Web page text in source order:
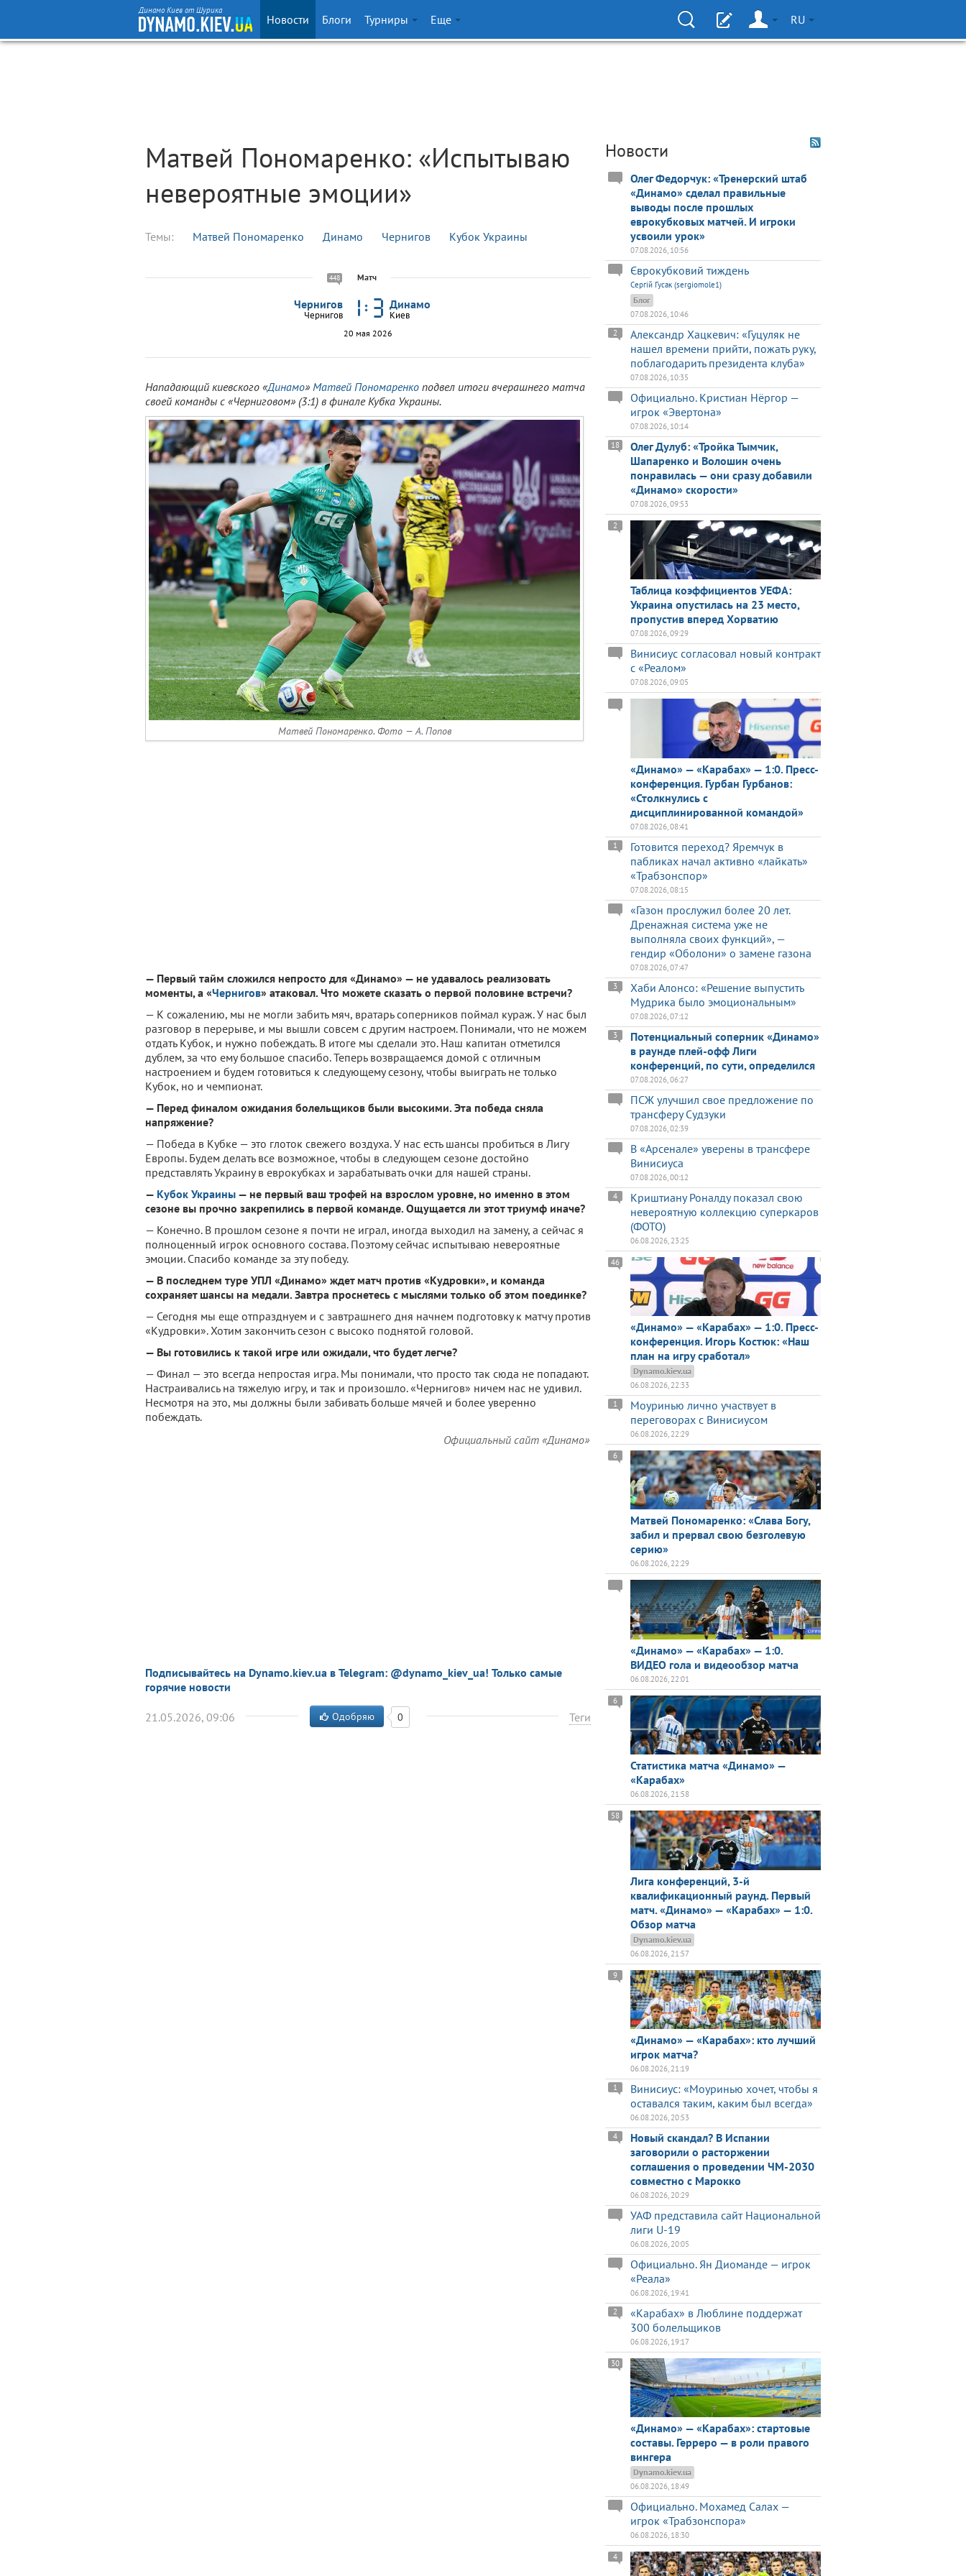
Динамо Киев от Шурика
Новости Блоги Турниры Еще RU
Матвей Пономаренко: «Испытываю
невероятные эмоции»
Темы: Матвей Пономаренко Динамо Чернигов Кубок Украины
448 Матч
Чернигов
Чернигов
Динамо
Киев
20 мая 2026
Нападающий киевского «Динамо» Матвей Пономаренко подвел итоги вчерашнего матча
своей команды с «Черниговом» (3:1) в финале Кубка Украины.
Матвей Пономаренко. Фото — А. Попов
— Первый тайм сложился непросто для «Динамо» — не удавалось реализовать
моменты, а «Чернигов» атаковал. Что можете сказать о первой половине встречи?
— К сожалению, мы не могли забить мяч, вратарь соперников поймал кураж. У нас был
разговор в перерыве, и мы вышли совсем с другим настроем. Понимали, что не можем
отдать Кубок, и нужно побеждать. В итоге мы сделали это. Наш капитан отметился
дублем, за что ему большое спасибо. Теперь возвращаемся домой с отличным
настроением и будем готовиться к следующему сезону, чтобы выиграть не только
Кубок, но и чемпионат.
— Перед финалом ожидания болельщиков были высокими. Эта победа сняла
напряжение?
— Победа в Кубке — это глоток свежего воздуха. У нас есть шансы пробиться в Лигу
Европы. Будем делать все возможное, чтобы в следующем сезоне достойно
представлять Украину в еврокубках и зарабатывать очки для нашей страны.
— Кубок Украины — не первый ваш трофей на взрослом уровне, но именно в этом
сезоне вы прочно закрепились в первой командe. Ощущается ли этот триумф иначе?
— Конечно. В прошлом сезоне я почти не играл, иногда выходил на замену, а сейчас я
полноценный игрок основного состава. Поэтому сейчас испытываю невероятные
эмоции. Спасибо команде за эту победу.
— В последнем туре УПЛ «Динамо» ждет матч против «Кудровки», и команда
сохраняет шансы на медали. Завтра проснетесь с мыслями только об этом поединке?
— Сегодня мы еще отпразднуем и с завтрашнего дня начнем подготовку к матчу против
«Кудровки». Хотим закончить сезон с высоко поднятой головой.
— Вы готовились к такой игре или ожидали, что будет легче?
— Финал — это всегда непростая игра. Мы понимали, что просто так сюда не попадают.
Настраивались на тяжелую игру, и так и произошло. «Чернигов» ничем нас не удивил.
Несмотря на это, мы должны были забивать больше мячей и более уверенно
побеждать.
Официальный сайт «Динамо»
Подписывайтесь на Dynamo.kiev.ua в Telegram: @dynamo_kiev_ua! Только самые
горячие новости
21.05.2026, 09:06 Теги
Одобряю 0
Новости
Олег Федорчук: «Тренерский штаб
«Динамо» сделал правильные
выводы после прошлых
еврокубковых матчей. И игроки
усвоили урок»
07.08.2026, 10:56
Єврокубковий тиждень
Сергій Гусак (sergiomole1)
Блог
07.08.2026, 10:46
Александр Хацкевич: «Гуцуляк не
нашел времени прийти, пожать руку,
поблагодарить президента клуба»
2
07.08.2026, 10:35
Официально. Кристиан Нёргор —
игрок «Эвертона»
07.08.2026, 10:14
Олег Дулуб: «Тройка Тымчик,
Шапаренко и Волошин очень
понравилась — они сразу добавили
«Динамо» скорости»
18
07.08.2026, 09:53
Таблица коэффициентов УЕФА:
Украина опустилась на 23 место,
пропустив вперед Хорватию
2
07.08.2026, 09:29
Винисиус согласовал новый контракт
с «Реалом»
07.08.2026, 09:05
«Динамо» — «Карабах» — 1:0. Пресс-
конференция. Гурбан Гурбанов:
«Столкнулись с
дисциплинированной командой»
07.08.2026, 08:41
Готовится переход? Яремчук в
пабликах начал активно «лайкать»
«Трабзонспор»
1
07.08.2026, 08:15
«Газон прослужил более 20 лет.
Дренажная система уже не
выполняла своих функций», —
гендир «Оболони» о замене газона
07.08.2026, 07:47
Хаби Алонсо: «Решение выпустить
Мудрика было эмоциональным»
3
07.08.2026, 07:12
Потенциальный соперник «Динамо»
в раунде плей-офф Лиги
конференций, по сути, определился
3
07.08.2026, 06:27
ПСЖ улучшил свое предложение по
трансферу Судзуки
07.08.2026, 02:39
В «Арсенале» уверены в трансфере
Винисиуса
07.08.2026, 00:12
Криштиану Роналду показал свою
невероятную коллекцию суперкаров
(ФОТО)
4
06.08.2026, 23:25
«Динамо» — «Карабах» — 1:0. Пресс-
конференция. Игорь Костюк: «Наш
план на игру сработал»
46
Dynamo.kiev.ua
06.08.2026, 22:33
Моуринью лично участвует в
переговорах с Винисиусом
1
06.08.2026, 22:29
Матвей Пономаренко: «Слава Богу,
забил и прервал свою безголевую
серию»
6
06.08.2026, 22:29
«Динамо» — «Карабах» — 1:0.
ВИДЕО гола и видеообзор матча
06.08.2026, 22:01
Статистика матча «Динамо» —
«Карабах»
6
06.08.2026, 21:58
Лига конференций, 3-й
квалификационный раунд. Первый
матч. «Динамо» — «Карабах» — 1:0.
Обзор матча
58
Dynamo.kiev.ua
06.08.2026, 21:57
«Динамо» — «Карабах»: кто лучший
игрок матча?
9
06.08.2026, 21:19
Винисиус: «Моуринью хочет, чтобы я
оставался таким, каким был всегда»
1
06.08.2026, 20:53
Новый скандал? В Испании
заговорили о расторжении
соглашения о проведении ЧМ-2030
совместно с Марокко
4
06.08.2026, 20:29
УАФ представила сайт Национальной
лиги U-19
06.08.2026, 20:05
Официально. Ян Диоманде — игрок
«Реала»
06.08.2026, 19:41
«Карабах» в Люблине поддержат
300 болельщиков
2
06.08.2026, 19:17
«Динамо» — «Карабах»: стартовые
составы. Герреро — в роли правого
вингера
30
Dynamo.kiev.ua
06.08.2026, 18:49
Официально. Мохамед Салах —
игрок «Трабзонспора»
06.08.2026, 18:30
4